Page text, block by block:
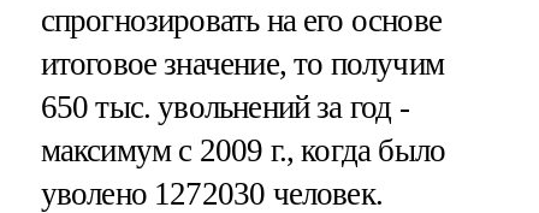
спрогнозировать на его основе
итоговое значение, то получим
650 тыс. увольнений за год -
максимум с 2009 г., когда было
уволено 1272030 человек.